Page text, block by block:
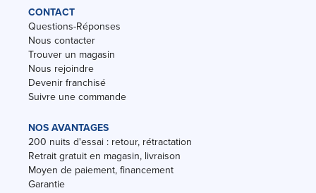
CONTACT
Questions-Réponses
Nous contacter
Trouver un magasin
Nous rejoindre
Devenir franchisé
Suivre une commande
NOS AVANTAGES
200 nuits d'essai : retour, rétractation
Retrait gratuit en magasin, livraison
Moyen de paiement, financement
Garantie